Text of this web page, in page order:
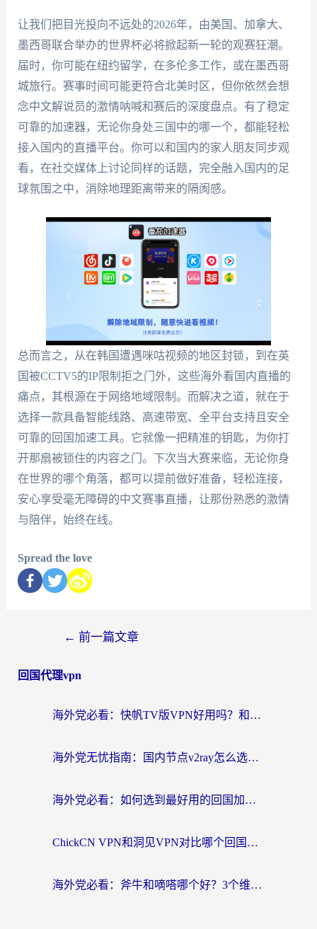
让我们把目光投向不远处的2026年，由美国、加拿大、
墨西哥联合举办的世界杯必将掀起新一轮的观赛狂潮。
届时，你可能在纽约留学，在多伦多工作，或在墨西哥
城旅行。赛事时间可能更符合北美时区，但你依然会想
念中文解说员的激情呐喊和赛后的深度盘点。有了稳定
可靠的加速器，无论你身处三国中的哪一个，都能轻松
接入国内的直播平台。你可以和国内的家人朋友同步观
看，在社交媒体上讨论同样的话题，完全融入国内的足
球氛围之中，消除地理距离带来的隔阂感。
总而言之，从在韩国遭遇咪咕视频的地区封锁，到在英
国被CCTV5的IP限制拒之门外，这些海外看国内直播的
痛点，其根源在于网络地域限制。而解决之道，就在于
选择一款具备智能线路、高速带宽、全平台支持且安全
可靠的回国加速工具。它就像一把精准的钥匙，为你打
开那扇被锁住的内容之门。下次当大赛来临，无论你身
在世界的哪个角落，都可以提前做好准备，轻松连接，
安心享受毫无障碍的中文赛事直播，让那份熟悉的激情
与陪伴，始终在线。
Spread the love
← 前一篇文章
回国代理vpn
海外党必看：快帆TV版VPN好用吗？和快游VPN对比哪个回国效果更好？附实用避坑指南
海外党无忧指南：国内节点v2ray怎么选？一键回国VPN+多场景实测帮你避坑
海外党必看：如何选到最好用的回国加速器？从节点到售后的全维度指南
ChickCN VPN和洞见VPN对比哪个回国效果更好？海外党亲测3款加速器+避坑指南
海外党必看：斧牛和嘀嗒哪个好？3个维度教你选对回国加速器